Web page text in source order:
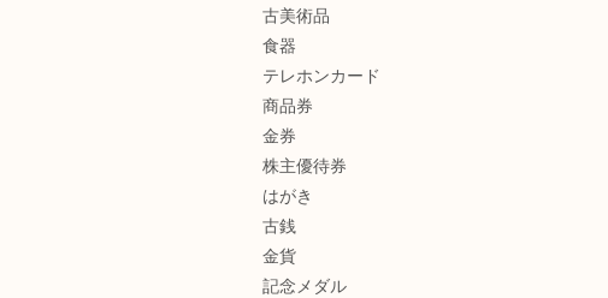
古美術品
食器
テレホンカード
商品券
金券
株主優待券
はがき
古銭
金貨
記念メダル